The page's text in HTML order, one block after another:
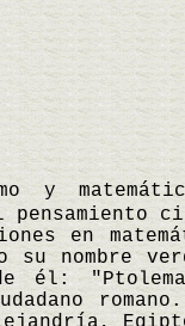
y
pensamiento
en
su nombre
él: